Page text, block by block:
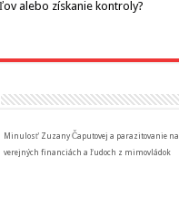
alebo získanie kontroly?
Minulosť Zuzany Čaputovej a parazitovanie na
verejných financiách a ľudoch z mimovládok